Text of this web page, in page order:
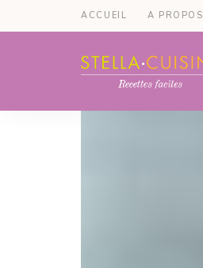
ACCUEIL A PROPOS
Recettes
Recettes